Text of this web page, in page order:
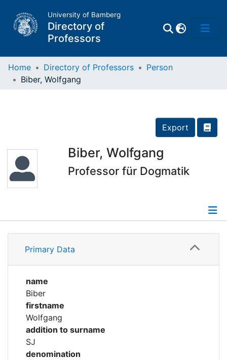
University of Bamberg
Directory of
Professors
Places
Corporations
registry
Home Directory of Professors
Person
Biber, Wolfgang
Export
Biber, Wolfgang
Professor für Dogmatik
Profile
Primary Data
name
Biber
firstname
Wolfgang
addition to surname
SJ
denomination